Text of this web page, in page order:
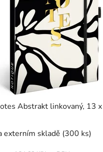
Abstrakt linkovaný, 13
externím skladě (300 ks)